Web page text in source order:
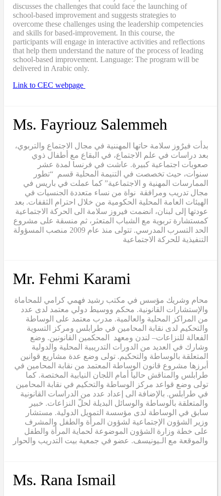
discusses the challenges that could face the launching of
school-based improvement and suggests strategies to
overcome these challenges using the leadership competencies
and skills for based-improvement. In this course, the
participants will engage in interactive activities and reflections
that help them understand the nature of the process of leading
school-based improvement. Language: The program will be
delivered in Arabic only.
Link to CEC webpage
Ms. Fayriouz Salemmeh
بدأت فيرٌوز سلامة حاتها المهننية في مجال الاجتماع والتربوي،
بعد دراسات في علم الاجتماع، في البقاع مع أطفال ذوي
صعوبات اجتماعية كبيرة. عاشت في فرنسا لمدة عشر
سنوات، حيث تخصصت في التنيمة المحلية قسم “تطور
الممارسات المهنية و الاجتماعية” كما عملت في باريس في
مجال تدريب ومرافقة نواة من نساء متعددة الجنسيات في
الهيئات العامة المحلية الحكومية من خلال احترام الثقفات. بعد
عودتها إلى لبنان، انضمت فيروز سلامة الى الحركة الاجتماعية
كمستشارة تربوية مع الشباب المتعثر، ثم منسقة على مشروع
الحد التسرب المدرسي. تتولى منذ عام 2009 منصب المسؤولة
التنفيذية للحركة الاجتماعية
Mr. Fehmi Karami
محام وشريك مؤسس في مكتب رشيد فهمي كرامي للمحاماة
والإستشارات القانونية. محكم ووسيط دولي معتمد لدى عدد
من المراكز المحلية والعالمية. مدرب معتمد على الوساطة
والتحكيم لدى نقابة المحامين في طرابلس ومركز التسوية
الفعالة للنزاعات– لندن ومعهد المحكمين القانونين. وضع
وشارك في العديد من الدورات التدريبية المحلية والدولية
المتعلقة بالوساطة والتحكيم. تولى وضع عدة مشاريع قوانين
أبرزها مشروع قانون الوساطة المعتمد من نقابة المحامين في
طرابلس والمناقش حالياً أمام اللجان النيابية المختصة. كما
تولى وضع قواعد مركز الوساطة والتحكيم في نقابة المحامين
في طرابلس. بالإضافة الى إعداد عدد من الدراسات القانونية
والمتعلقة بالوساطة والوسائل البديلة لحلّ النزاعات. خبير
سابق في الوساطة لدى مؤسسة التمويل الدولية. مستشار
وزير الشؤون الإجتماعية لشؤون المرأة والطفل والمشرف
على خطة وزارة الشؤون الموضوعة لحماية المرأة والطفل
والموقعة مع الـيونيسف. عضو في جمعية بيت التدريب والحوار
Ms. Rana Ismail